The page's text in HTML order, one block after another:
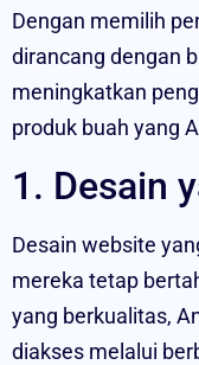
Dengan memilih
dirancang dengan
meningkatkan
produk buah yang
1. Desain
Desain website
mereka tetap
yang berkualitas,
diakses melalui